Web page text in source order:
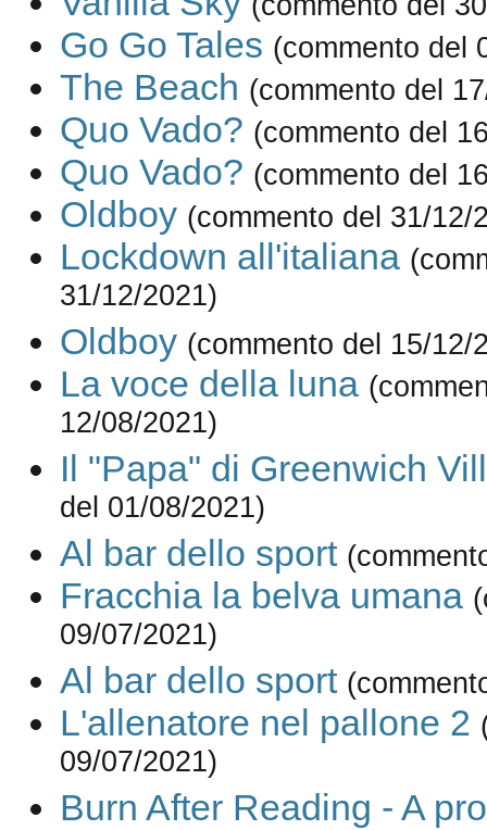
Go Go Tales (commento del
The Beach (commento del
Quo Vado? (commento del
Quo Vado? (commento del
Oldboy (commento del 31/12/
Lockdown all'italiana
31/12/2021)
Oldboy (commento del 15/12/
La voce della luna
12/08/2021)
Il "Papa" di Greenwich
del 01/08/2021)
Al bar dello sport
Fracchia la belva umana
09/07/2021)
Al bar dello sport
L'allenatore nel pallone 2
09/07/2021)
Burn After Reading - A